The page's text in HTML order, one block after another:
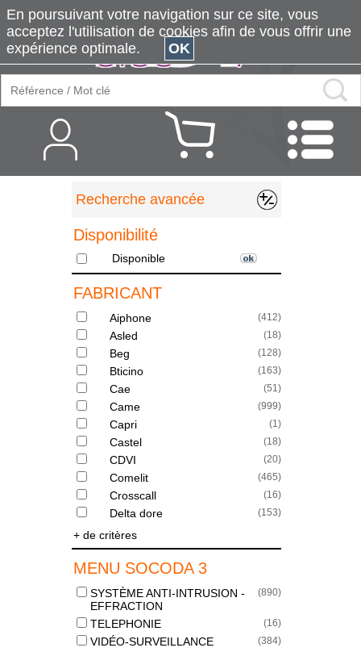
Recherche avancée
Disponibilité
Disponible
FABRICANT
Aiphone (412)
Asled (18)
Beg (128)
Bticino (163)
Cae (51)
Came (999)
Capri (1)
Castel (18)
CDVI (20)
Comelit (465)
Crosscall (16)
Delta dore (153)
+ de critères
MENU SOCODA 3
SYSTÈME ANTI-INTRUSION -
EFFRACTION
(890)
TELEPHONIE (16)
VIDÉO-SURVEILLANCE (384)
En poursuivant votre navigation sur ce site, vous
acceptez l'utilisation de cookies afin de vous offrir une
expérience optimale.
OK